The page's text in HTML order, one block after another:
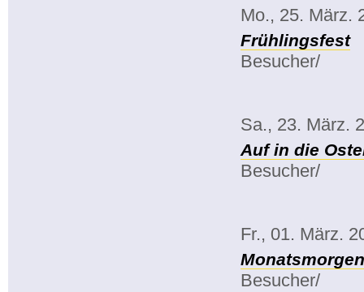
Mo., 25. März.
Frühlingsfest
Besucher/
Sa., 23. März.
Auf in die
Besucher/
Fr., 01. März.
Besucher/